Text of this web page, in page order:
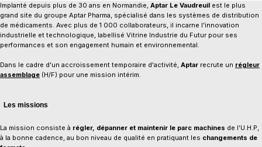
Implanté depuis plus de 30 ans en Normandie, Aptar Le Vaudreuil est le plus
grand site du groupe Aptar Pharma, spécialisé dans les systèmes de distribution
de médicaments. Avec plus de 1 000 collaborateurs, il incarne l’innovation
industrielle et technologique, labellisé Vitrine Industrie du Futur pour ses
performances et son engagement humain et environnemental.
Dans le cadre d'un accroissement temporaire d'activité, Aptar recrute un régleur
assemblage (H/F) pour une mission intérim.
Les missions
La mission consiste à régler, dépanner et maintenir le parc machines de l’U.H.P,
à la bonne cadence, au bon niveau de qualité en pratiquant les changements de